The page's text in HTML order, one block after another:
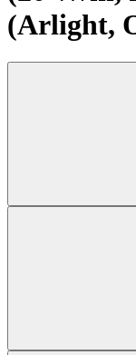
(Arlight,